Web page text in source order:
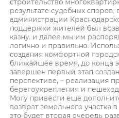
строительство
результате судебных
администрации
поддержки жителей был
казну, и далее мы им
логично и правильно.
создания комфортной
ближайшее время, до конца
завершен первый этап
перспективе, – реализация
берегоукрепления и
Могу привести еще
возврат земельного участка
это будет вторая очередь